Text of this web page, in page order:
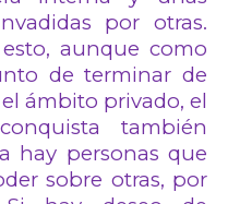
por otras.
aunque como
de terminar de
ámbito privado, el
también
hay personas que
sobre otras, por